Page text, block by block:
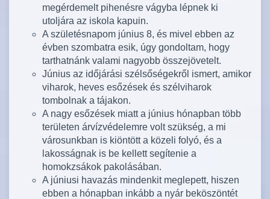
megérdemelt pihenésre vágyba lépnek ki
utoljára az iskola kapuin.
A születésnapom június 8, és mivel ebben az
évben szombatra esik, úgy gondoltam, hogy
tarthatnánk valami nagyobb összejövetelt.
Június az időjárási szélsőségekről ismert, amikor
viharok, heves esőzések és szélviharok
tombolnak a tájakon.
A nagy esőzések miatt a június hónapban több
területen árvízvédelemre volt szükség, a mi
városunkban is kiöntött a közeli folyó, és a
lakosságnak is be kellett segítenie a
homokzsákok pakolásában.
A júniusi havazás mindenkit meglepett, hiszen
ebben a hónapban inkább a nyár beköszöntét